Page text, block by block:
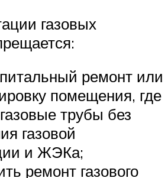
газовых
ремонт или
помещения, где
трубы без
газовой
и ЖЭКа;
ремонт газового